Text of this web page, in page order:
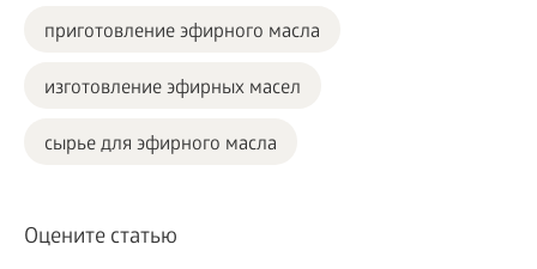
приготовление эфирного масла
изготовление эфирных масел
сырье для эфирного масла
Оцените статью